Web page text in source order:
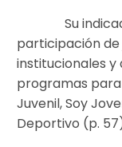
Su indicador
participación
institucionales y
programas
Juvenil, Soy
Deportivo (p.